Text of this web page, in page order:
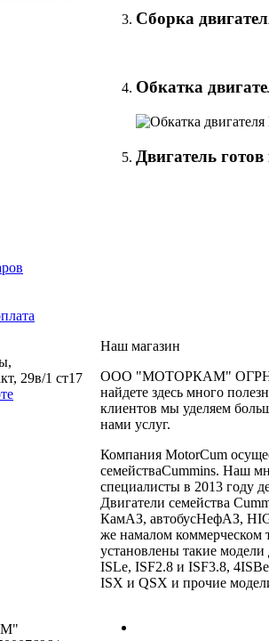
Сборка
Обкатка
Двигатель готов
29в/1 ст17
Наш магазин
ООО "МОТОРКАМ" ОГРН
найдете здесь много
клиентов мы уделяем
нами услуг.
Компания MotorCum
семействаCummins. Наш
специалисты в 2013 году
Двигатели семейства
КамАЗ, автобусНефАЗ,
же намалом коммерческом
установлены такие
ISLe, ISF2.8 и ISF3.8,
ISX и QSX и прочие